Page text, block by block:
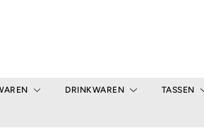
DRINKWAREN TASSEN